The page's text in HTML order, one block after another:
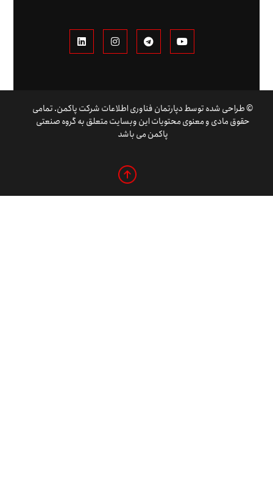
© طراحی شده توسط دپارتمان فناوری اطلاعات شرکت پاکمن. تمامی
حقوق مادی و معنوی محتویات این وبسایت متعلق به گروه صنعتی
پاکمن می باشد